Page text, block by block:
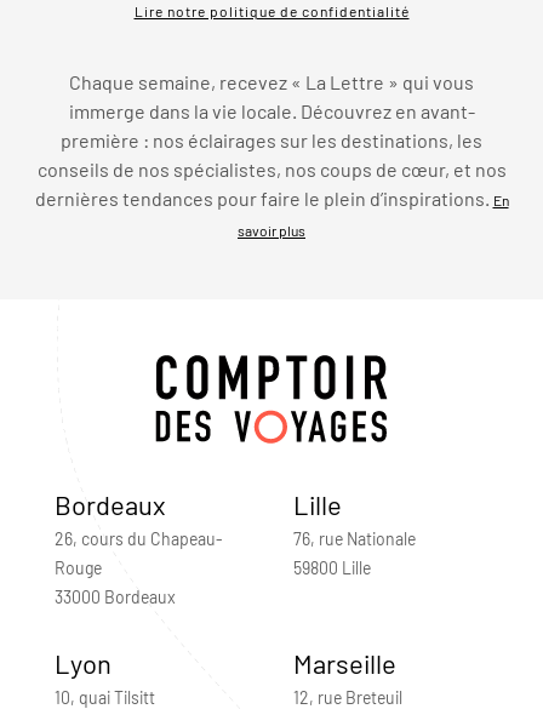
Lire notre politique de confidentialité
Chaque semaine, recevez « La Lettre » qui vous
immerge dans la vie locale. Découvrez en avant-
première : nos éclairages sur les destinations, les
conseils de nos spécialistes, nos coups de cœur, et nos
dernières tendances pour faire le plein d’inspirations.
En
savoir plus
Bordeaux
26, cours du Chapeau-
Rouge
33000 Bordeaux
Lille
76, rue Nationale
59800 Lille
Lyon
10, quai Tilsitt
Marseille
12, rue Breteuil